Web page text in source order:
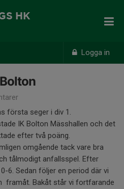
Logga in
HK
första seger i div 1.
IK Bolton Mässhallen och det
efter två poäng.
omgående tack vare bra
tålmodigt anfallsspel. Efter
6. Sedan följer en period där vi
framåt. Bakåt står vi fortfarande